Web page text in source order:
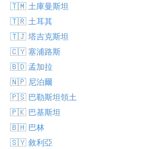
🇹🇲 土庫曼斯坦
🇹🇷 土耳其
🇹🇯 塔吉克斯坦
🇨🇾 塞浦路斯
🇧🇩 孟加拉
🇳🇵 尼泊爾
🇵🇸 巴勒斯坦領土
🇵🇰 巴基斯坦
🇧🇭 巴林
🇸🇾 敘利亞